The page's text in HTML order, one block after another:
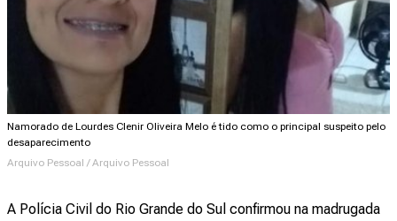
Namorado de Lourdes Clenir Oliveira Melo é tido como o principal suspeito pelo
desaparecimento
Arquivo Pessoal / Arquivo Pessoal
A Polícia Civil do Rio Grande do Sul confirmou na madrugada